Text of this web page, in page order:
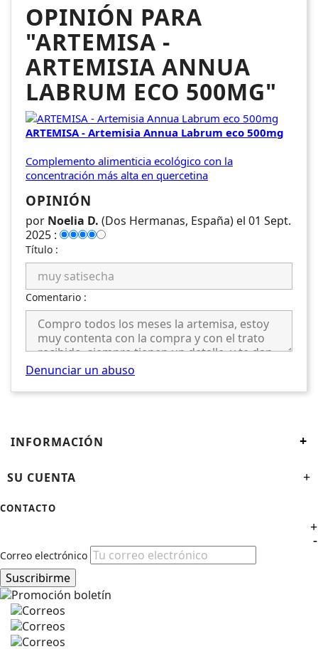
OPINIÓN PARA
"ARTEMISA -
ARTEMISIA ANNUA
LABRUM ECO 500MG"
ARTEMISA - Artemisia Annua Labrum eco 500mg
Complemento alimenticia ecológico con la
concentración más alta en quercetina
OPINIÓN
por Noelia D. (Dos Hermanas, España) el 01 Sept.
2025 :
Título :
Comentario :
Denunciar un abuso
INFORMACIÓN +
SU CUENTA +
CONTACTO
+
-
Correo electrónico
Suscribirme